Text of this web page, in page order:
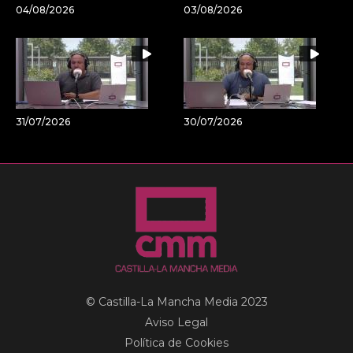
04/08/2026 03/08/2026
31/07/2026 30/07/2026
© Castilla-La Mancha Media 2023
Aviso Legal
Política de Cookies